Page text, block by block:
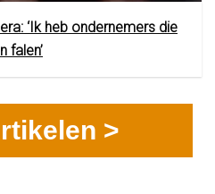
‘Ik heb ondernemers die
falen’
>